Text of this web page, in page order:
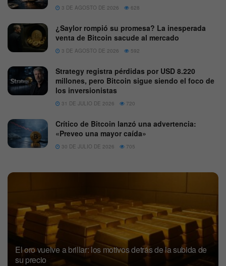
3 DE AGOSTO DE 2026 628
¿Saylor rompió su promesa? La inesperada
venta de Bitcoin sacude al mercado
3 DE AGOSTO DE 2026 592
Strategy registra pérdidas por USD 8.220
millones, pero Bitcoin sigue siendo el foco de
los inversionistas
31 DE JULIO DE 2026 720
Crítico de Bitcoin lanzó una advertencia:
«Preveo una mayor caída»
30 DE JULIO DE 2026 705
El oro vuelve a brillar: los motivos detrás de la subida de
su precio